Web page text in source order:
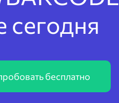
сегодня
бесплатно